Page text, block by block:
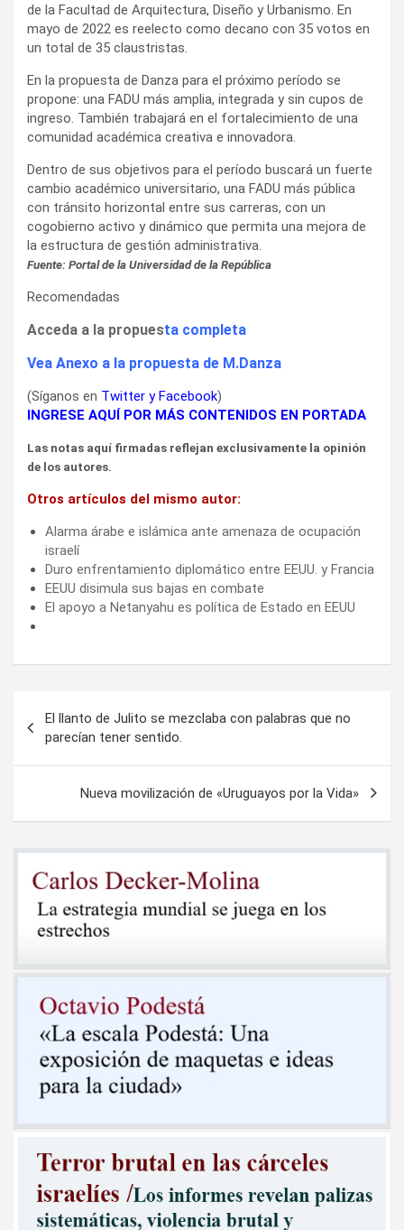
de la Facultad de Arquitectura, Diseño y Urbanismo. En
mayo de 2022 es reelecto como decano con 35 votos en
un total de 35 claustristas.
En la propuesta de Danza para el próximo período se
propone: una FADU más amplia, integrada y sin cupos de
ingreso. También trabajará en el fortalecimiento de una
comunidad académica creativa e innovadora.
Dentro de sus objetivos para el período buscará un fuerte
cambio académico universitario, una FADU más pública
con tránsito horizontal entre sus carreras, con un
cogobierno activo y dinámico que permita una mejora de
la estructura de gestión administrativa.
Fuente: Portal de la Universidad de la República
Recomendadas
Acceda a la propuesta completa
Vea Anexo a la propuesta de M.Danza
(Síganos en Twitter yFacebook)
INGRESE AQUÍ POR MÁS CONTENIDOS EN PORTADA
Las notas aquí firmadas reflejan exclusivamente la opinión
de los autores.
Otros artículos del mismo autor:
Alarma árabe e islámica ante amenaza de ocupación
israelí
Duro enfrentamiento diplomático entre EEUU. y Francia
EEUU disimula sus bajas en combate
El apoyo a Netanyahu es política de Estado en EEUU
de
entradas
El llanto de Julito se mezclaba con palabras que no
parecían tener sentido.
Nueva movilización de «Uruguayos por la Vida»